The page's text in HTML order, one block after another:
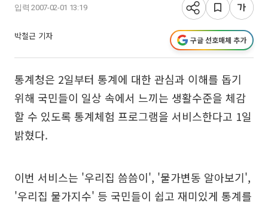
입력 2007-02-01 13:19
박철근 기자 구글 선호매체 추가
통계청은 2일부터 통계에 대한 관심과 이해를 돕기
위해 국민들이 일상 속에서 느끼는 생활수준을 체감
할 수 있도록 통계체험 프로그램을 서비스한다고 1일
밝혔다.
이번 서비스는 '우리집 씀씀이', '물가변동 알아보기',
'우리집 물가지수' 등 국민들이 쉽고 재미있게 통계를